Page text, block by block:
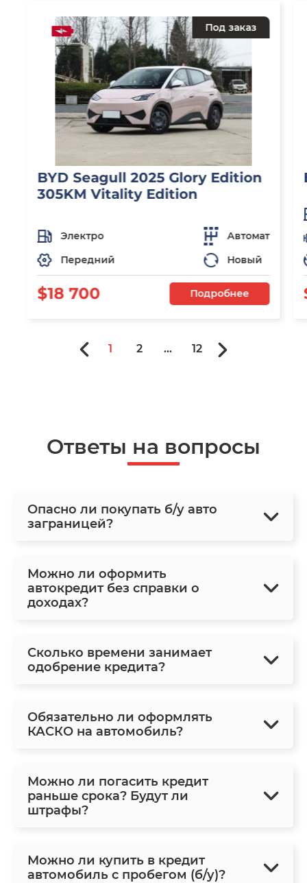
Под заказ
BYD Seagull 2025 Glory Edition
305KM Vitality Edition
Электро
Автомат
Передний
Новый
$18 700 Подробнее
1 2 ... 12
Ответы на вопросы
Опасно ли покупать б/у авто
заграницей?
Можно ли оформить
автокредит без справки о
доходах?
Сколько времени занимает
одобрение кредита?
Обязательно ли оформлять
КАСКО на автомобиль?
Можно ли погасить кредит
раньше срока? Будут ли
штрафы?
Можно ли купить в кредит
автомобиль с пробегом (б/у)?